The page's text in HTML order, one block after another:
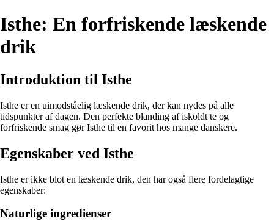
Isthe: En forfriskende læskende
drik
Introduktion til Isthe
Isthe er en uimodståelig læskende drik, der kan nydes på alle
tidspunkter af dagen. Den perfekte blanding af iskoldt te og
forfriskende smag gør Isthe til en favorit hos mange danskere.
Egenskaber ved Isthe
Isthe er ikke blot en læskende drik, den har også flere fordelagtige
egenskaber:
Naturlige ingredienser